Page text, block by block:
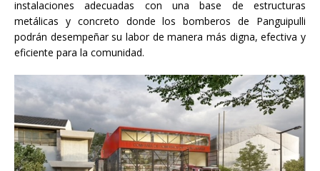
instalaciones adecuadas con una base de estructuras
metálicas y concreto donde los bomberos de Panguipulli
podrán desempeñar su labor de manera más digna, efectiva y
eficiente para la comunidad.